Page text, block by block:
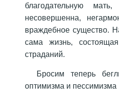
благодательную
несовершенна,
враждебное существо.
сама жизнь,
страданий.
Бросим теперь
оптимизма и